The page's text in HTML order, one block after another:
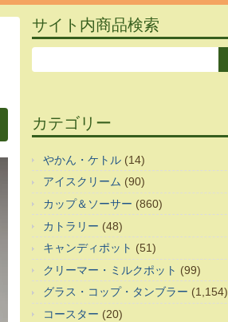
サイト内商品検索
カテゴリー
やかん・ケトル (14)
アイスクリーム (90)
カップ＆ソーサー (860)
カトラリー (48)
キャンディポット (51)
クリーマー・ミルクポット (99)
グラス・コップ・タンブラー (1,154)
コースター (20)